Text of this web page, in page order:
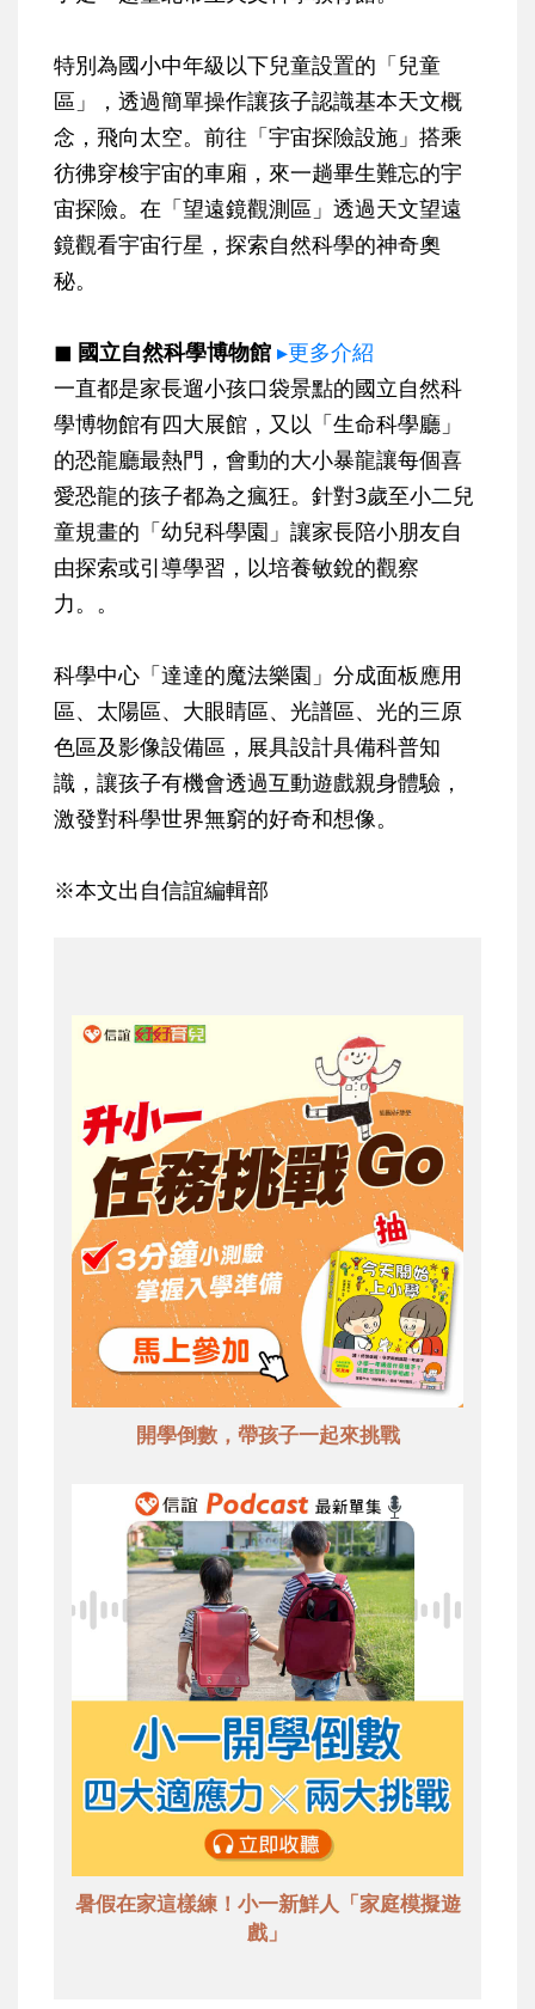
特別為國小中年級以下兒童設置的「兒童
區」，透過簡單操作讓孩子認識基本天文概
念，飛向太空。前往「宇宙探險設施」搭乘
彷彿穿梭宇宙的車廂，來一趟畢生難忘的宇
宙探險。在「望遠鏡觀測區」透過天文望遠
鏡觀看宇宙行星，探索自然科學的神奇奧
秘。
◼ 國立自然科學博物館 ▸更多介紹
一直都是家長遛小孩口袋景點的國立自然科
學博物館有四大展館，又以「生命科學廳」
的恐龍廳最熱門，會動的大小暴龍讓每個喜
愛恐龍的孩子都為之瘋狂。針對3歲至小二兒
童規畫的「幼兒科學園」讓家長陪小朋友自
由探索或引導學習，以培養敏銳的觀察
力。。
科學中心「達達的魔法樂園」分成面板應用
區、太陽區、大眼睛區、光譜區、光的三原
色區及影像設備區，展具設計具備科普知
識，讓孩子有機會透過互動遊戲親身體驗，
激發對科學世界無窮的好奇和想像。
※本文出自信誼編輯部
開學倒數，帶孩子一起來挑戰
暑假在家這樣練！小一新鮮人「家庭模擬遊
戲」